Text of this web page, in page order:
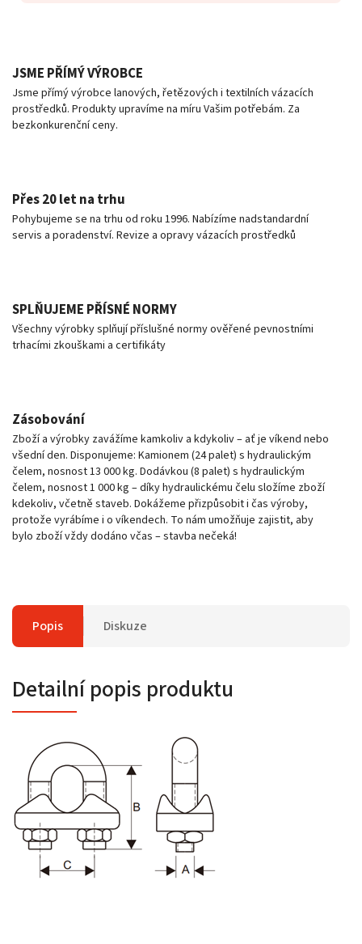
JSME PŘÍMÝ VÝROBCE
Jsme přímý výrobce lanových, řetězových i textilních vázacích
prostředků. Produkty upravíme na míru Vašim potřebám. Za
bezkonkurenční ceny.
Přes 20 let na trhu
Pohybujeme se na trhu od roku 1996. Nabízíme nadstandardní
servis a poradenství. Revize a opravy vázacích prostředků
SPLŇUJEME PŘÍSNÉ NORMY
Všechny výrobky splňují příslušné normy ověřené pevnostními
trhacími zkouškami a certifikáty
Zásobování
Zboží a výrobky zavážíme kamkoliv a kdykoliv – ať je víkend nebo
všední den. Disponujeme: Kamionem (24 palet) s hydraulickým
čelem, nosnost 13 000 kg. Dodávkou (8 palet) s hydraulickým
čelem, nosnost 1 000 kg – díky hydraulickému čelu složíme zboží
kdekoliv, včetně staveb. Dokážeme přizpůsobit i čas výroby,
protože vyrábíme i o víkendech. To nám umožňuje zajistit, aby
bylo zboží vždy dodáno včas – stavba nečeká!
Popis Diskuze
Detailní popis produktu